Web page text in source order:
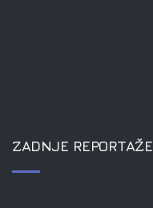
ZADNJE REPORTAŽE